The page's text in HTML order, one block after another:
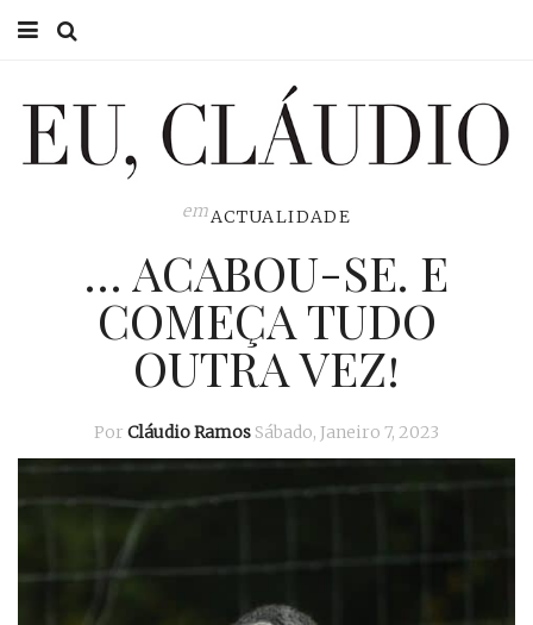
EU CLÁUDIO
ACTUALIDADE
emACTUALIDADE
… ACABOU-SE. E
COMEÇA TUDO
OUTRA VEZ!
Por Cláudio Ramos Sábado, Janeiro 7, 2023